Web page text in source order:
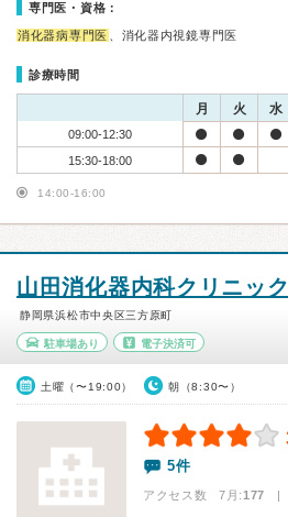
専門医・資格：
消化器病専門医 、消化器内視鏡専門医
診療時間
月 火 水
09:00-12:30
15:30-18:00
14:00-16:00
山田消化器内科クリニック
静岡県浜松市中央区三方原町
駐車場あり 電子決済可
土曜（〜19:00） 朝（8:30〜）
5件
アクセス数 7月:177 |